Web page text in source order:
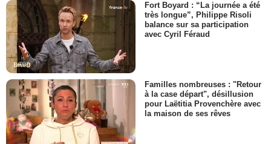
Fort Boyard : “La journée a été
très longue”, Philippe Risoli
balance sur sa participation
avec Cyril Féraud
Familles nombreuses : "Retour
à la case départ", désillusion
pour Laëtitia Provenchère avec
la maison de ses rêves